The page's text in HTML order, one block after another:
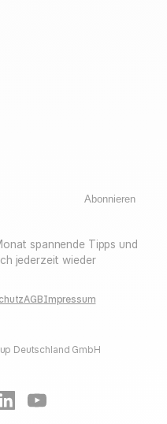
Abonnieren
spannende Tipps und
jederzeit wieder
AGBImpressum
Deutschland GmbH